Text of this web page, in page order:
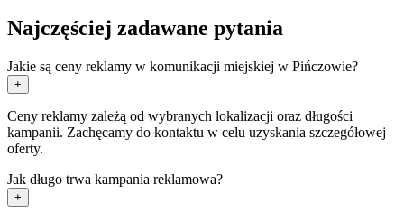
Najczęściej zadawane pytania
Jakie są ceny reklamy w komunikacji miejskiej w Pińczowie?
+
Ceny reklamy zależą od wybranych lokalizacji oraz długości
kampanii. Zachęcamy do kontaktu w celu uzyskania szczegółowej
oferty.
Jak długo trwa kampania reklamowa?
+